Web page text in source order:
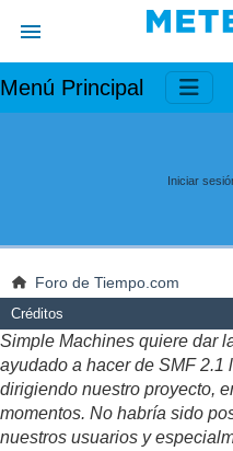
Menú Principal
Iniciar
Foro de Tiempo.com
Créditos
Simple Machines quiere dar
ayudado a hacer de SMF 2.1
dirigiendo nuestro proyecto,
momentos. No habría sido
nuestros usuarios y